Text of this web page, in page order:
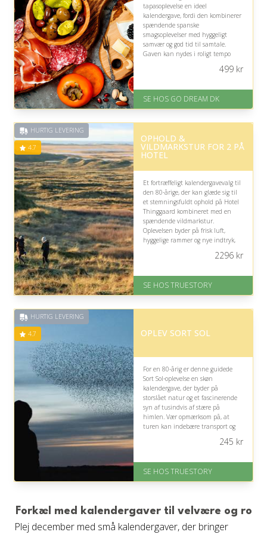
tapasoplevelse en ideel
kalendergave, fordi den kombinerer
spændende spanske
smagsoplevelser med hyggeligt
samvær og god tid til samtale.
Gaven kan nydes i roligt tempo
skabe et varmt, mindeværdigt
På lager
Levering: E-gavekort kan leveres
inden for 1 time
499kr
SE HOS GO DREAM DK
HURTIG LEVERING
4.7
OPHOLD &
VILDMARKSTUR FOR 2 PÅ
HOTEL
Et fortræffeligt kalendergavevalg til
den 80-årige, der kan glæde sig til
et stemningsfuldt ophold på Hotel
Thinggaard kombineret med en
spændende vildmarkstur.
Oplevelsen byder på frisk luft,
hyggelige rammer og nye indtryk,
På lager
Levering: 1-2 dages levering.
samme
2296kr
SE HOS TRUESTORY
HURTIG LEVERING
4.7 OPLEV SORT SOL
For en 80-årig er denne guidede
Sort Sol-oplevelse en skøn
kalendergave, der byder på
storslået natur og et fascinerende
syn af tusindvis af stære på
himlen. Vær opmærksom på, at
turen kan indebære transport og
Eller lav digitalt gavekort med det
på 4.7 ud af 5
245 kr
SE HOS TRUESTORY
Forkæl med kalendergaver til velvære og ro
Plej december med små kalendergaver, der bringer